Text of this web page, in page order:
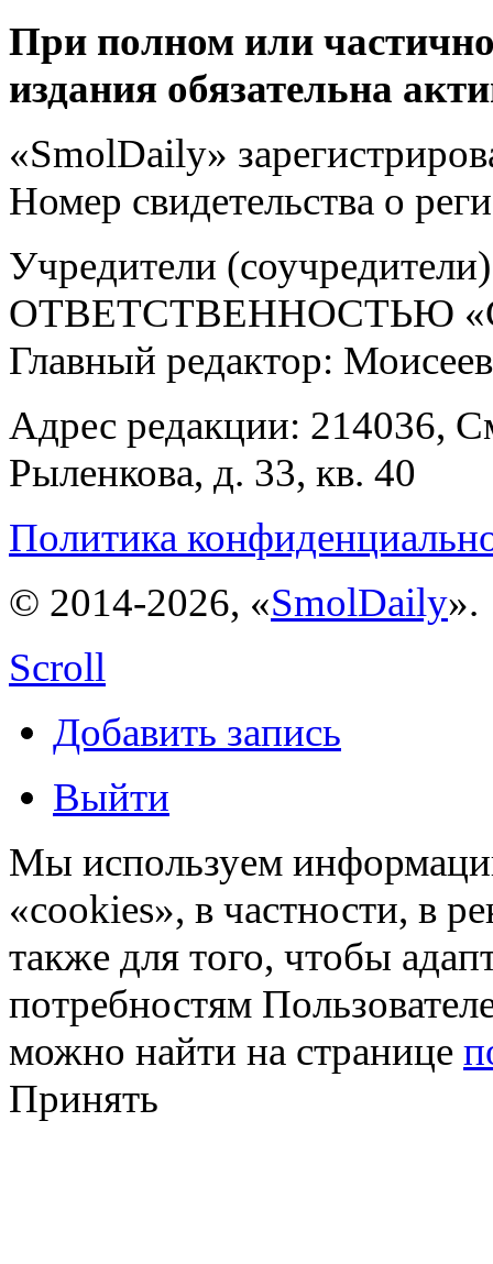
При полном или
издания обязательна
«SmolDaily»
Номер свидетельства о
Учредители
ОТВЕТСТВЕННОСТЬЮ
Главный редактор:
Адрес редакции: 214036,
Рыленкова, д. 33, кв. 40
Политика
© 2014-2026, «SmolDaily».
Scroll
Добавить запись
Выйти
Мы используем
«cookies», в частности, в
также для того, чтобы
потребностям
можно найти на странице
Принять